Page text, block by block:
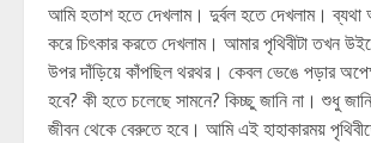
আমি হতাশ হতে দেখলাম। দুর্বল হতে দেখলাম। ব্যথা
করে চিৎকার করতে দেখলাম। আমার পৃথিবীটা তখন
উপর দাঁড়িয়ে কাঁপছিল থরথর। কেবল ভেঙে পড়ার
হবে? কী হতে চলেছে সামনে? কিচ্ছু জানি না। শুধু
জীবন থেকে বেরুতে হবে। আমি এই হাহাকারময়